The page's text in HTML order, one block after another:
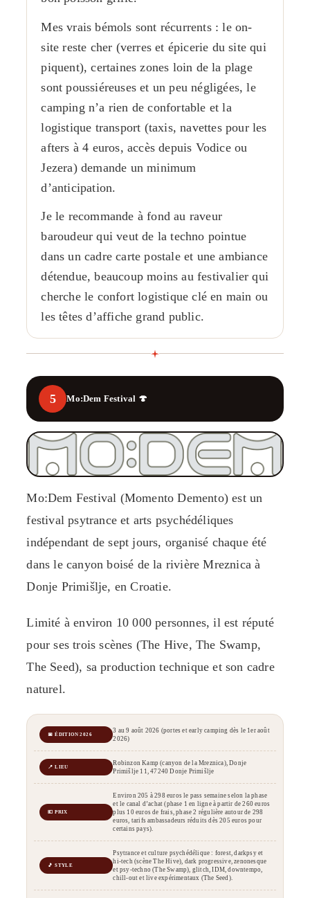
Mes vrais bémols sont récurrents : le on-
site reste cher (verres et épicerie du site qui
piquent), certaines zones loin de la plage
sont poussiéreuses et un peu négligées, le
camping n’a rien de confortable et la
logistique transport (taxis, navettes pour les
afters à 4 euros, accès depuis Vodice ou
Jezera) demande un minimum
d’anticipation.
Je le recommande à fond au raveur
baroudeur qui veut de la techno pointue
dans un cadre carte postale et une ambiance
détendue, beaucoup moins au festivalier qui
cherche le confort logistique clé en main ou
les têtes d’affiche grand public.
5 Mo:Dem Festival 🍄
Mo:Dem Festival (Momento Demento) est un
festival psytrance et arts psychédéliques
indépendant de sept jours, organisé chaque été
dans le canyon boisé de la rivière Mreznica à
Donje Primišlje, en Croatie.
Limité à environ 10 000 personnes, il est réputé
pour ses trois scènes (The Hive, The Swamp,
The Seed), sa production technique et son cadre
naturel.
📅 ÉDITION 2026
3 au 9 août 2026 (portes et early camping dès le 1er août
2026)
📍 LIEU
Robinzon Kamp (canyon de la Mreznica), Donje
Primišlje 11, 47240 Donje Primišlje
💶 PRIX
Environ 205 à 298 euros le pass semaine selon la phase
et le canal d’achat (phase 1 en ligne à partir de 260 euros
plus 10 euros de frais, phase 2 régulière autour de 298
euros, tarifs ambassadeurs réduits dès 205 euros pour
certains pays).
🎵 STYLE
Psytrance et culture psychédélique : forest, darkpsy et
hi-tech (scène The Hive), dark progressive, zenonesque
et psy-techno (The Swamp), glitch, IDM, downtempo,
chill-out et live expérimentaux (The Seed).